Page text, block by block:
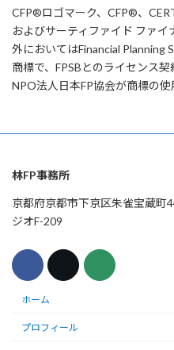
CFP®ロゴマーク、CFP®、
およびサーティファイド ファ
外においてはFinancial Planning
商標で、FPSBとのライセンス
NPO法人日本FP協会が商標の使
林FP事務所
京都府京都市下京区朱雀宝蔵町
ジオF-209
ホーム
プロフィール